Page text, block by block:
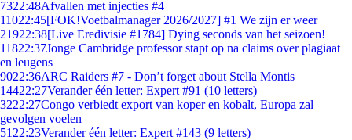
7322:48Afvallen met injecties #4
11022:45[FOK!Voetbalmanager 2026/2027] #1 We zijn er weer
21922:38[Live Eredivisie #1784] Dying seconds van het seizoen!
11822:37Jonge Cambridge professor stapt op na claims over plagiaat
en leugens
9022:36ARC Raiders #7 - Don’t forget about Stella Montis
14422:27Verander één letter: Expert #91 (10 letters)
3222:27Congo verbiedt export van koper en kobalt, Europa zal
gevolgen voelen
51 22:23Verander één letter: Expert #143 (9 letters)